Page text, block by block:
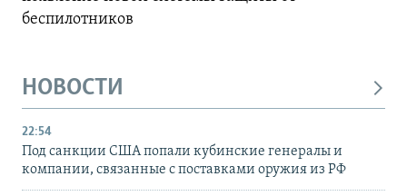
беспилотников
НОВОСТИ
22:54
Под санкции США попали кубинские генералы и
компании, связанные с поставками оружия из РФ